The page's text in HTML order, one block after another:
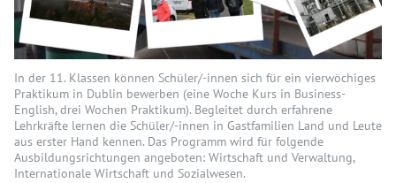
In der 11. Klassen können Schüler/-innen sich für ein vierwöchiges
Praktikum in Dublin bewerben (eine Woche Kurs in Business-
English, drei Wochen Praktikum). Begleitet durch erfahrene
Lehrkräfte lernen die Schüler/-innen in Gastfamilien Land und Leute
aus erster Hand kennen. Das Programm wird für folgende
Ausbildungsrichtungen angeboten: Wirtschaft und Verwaltung,
Internationale Wirtschaft und Sozialwesen.